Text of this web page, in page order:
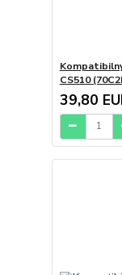
CS510
39,80